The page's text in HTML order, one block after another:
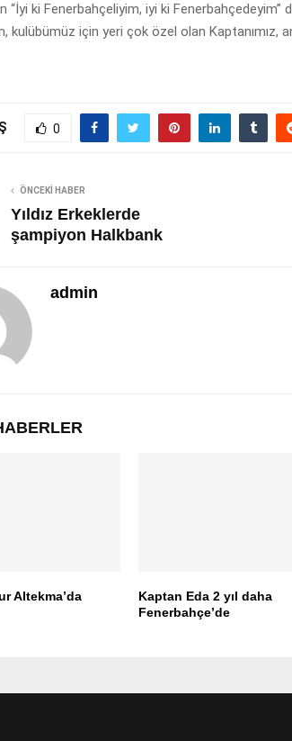
“İyi ki Fenerbahçeliyim, iyi ki Fenerbahçedeyim”
kulübümüz için yeri çok özel olan Kaptanımız,
0
ÖNCEKI HABER
Yıldız Erkeklerde
şampiyon Halkbank
admin
Altekma’da
Kaptan Eda 2 yıl daha
Fenerbahçe’de